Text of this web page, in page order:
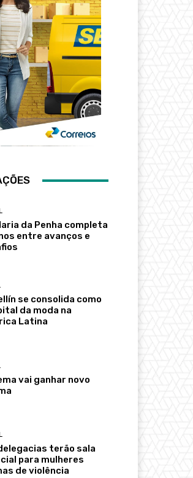
da Penha completa
entre avanços e
se consolida como
da moda na
Latina
vai ganhar novo
terão sala
para mulheres
de violência